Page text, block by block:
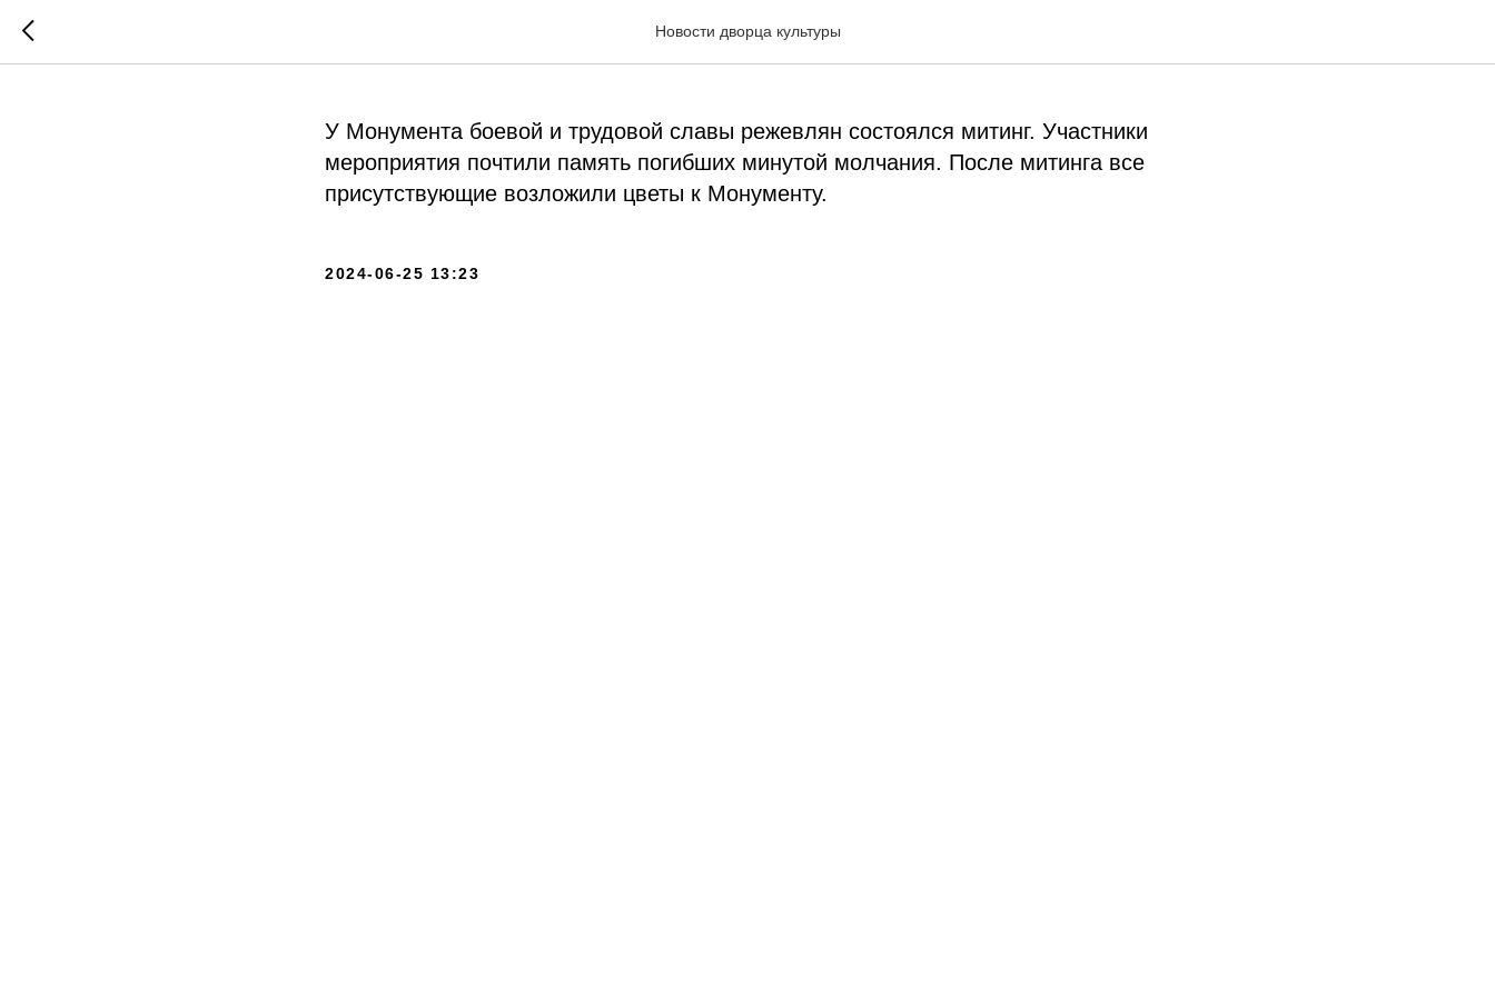
Новости дворца культуры
День памяти и скорби
У Монумента боевой и трудовой славы режевлян состоялся митинг. Участники
мероприятия почтили память погибших минутой молчания. После митинга все
присутствующие возложили цветы к Монументу.
2024-06-25 13:23